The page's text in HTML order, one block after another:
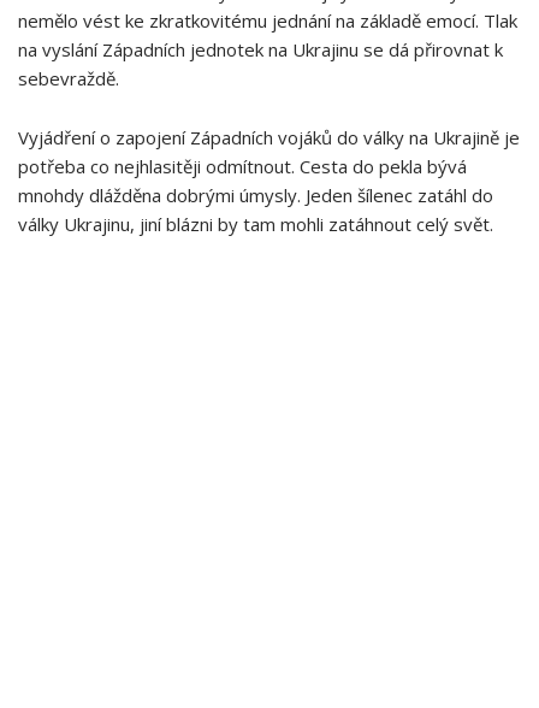
nemělo vést ke zkratkovitému jednání na základě emocí. Tlak
na vyslání Západních jednotek na Ukrajinu se dá přirovnat k
sebevraždě.
Vyjádření o zapojení Západních vojáků do války na Ukrajině je
potřeba co nejhlasitěji odmítnout. Cesta do pekla bývá
mnohdy dlážděna dobrými úmysly. Jeden šílenec zatáhl do
války Ukrajinu, jiní blázni by tam mohli zatáhnout celý svět.